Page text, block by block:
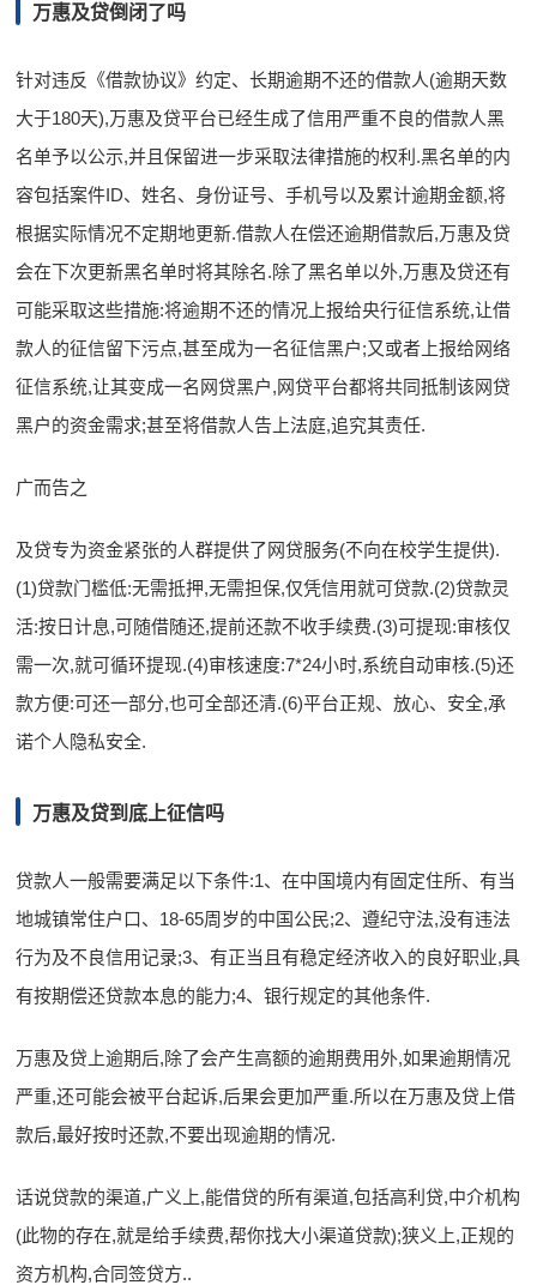
万惠及贷倒闭了吗
针对违反《借款协议》约定、长期逾期不还的借款人(逾期天数
大于180天),万惠及贷平台已经生成了信用严重不良的借款人黑
名单予以公示,并且保留进一步采取法律措施的权利.黑名单的内
容包括案件ID、姓名、身份证号、手机号以及累计逾期金额,将
根据实际情况不定期地更新.借款人在偿还逾期借款后,万惠及贷
会在下次更新黑名单时将其除名.除了黑名单以外,万惠及贷还有
可能采取这些措施:将逾期不还的情况上报给央行征信系统,让借
款人的征信留下污点,甚至成为一名征信黑户;又或者上报给网络
征信系统,让其变成一名网贷黑户,网贷平台都将共同抵制该网贷
黑户的资金需求;甚至将借款人告上法庭,追究其责任.
广而告之
及贷专为资金紧张的人群提供了网贷服务(不向在校学生提供).
(1)贷款门槛低:无需抵押,无需担保,仅凭信用就可贷款.(2)贷款灵
活:按日计息,可随借随还,提前还款不收手续费.(3)可提现:审核仅
需一次,就可循环提现.(4)审核速度:7*24小时,系统自动审核.(5)还
款方便:可还一部分,也可全部还清.(6)平台正规、放心、安全,承
诺个人隐私安全.
万惠及贷到底上征信吗
贷款人一般需要满足以下条件:1、在中国境内有固定住所、有当
地城镇常住户口、18-65周岁的中国公民;2、遵纪守法,没有违法
行为及不良信用记录;3、有正当且有稳定经济收入的良好职业,具
有按期偿还贷款本息的能力;4、银行规定的其他条件.
万惠及贷上逾期后,除了会产生高额的逾期费用外,如果逾期情况
严重,还可能会被平台起诉,后果会更加严重.所以在万惠及贷上借
款后,最好按时还款,不要出现逾期的情况.
话说贷款的渠道,广义上,能借贷的所有渠道,包括高利贷,中介机构
(此物的存在,就是给手续费,帮你找大小渠道贷款);狭义上,正规的
资方机构,合同签贷方..